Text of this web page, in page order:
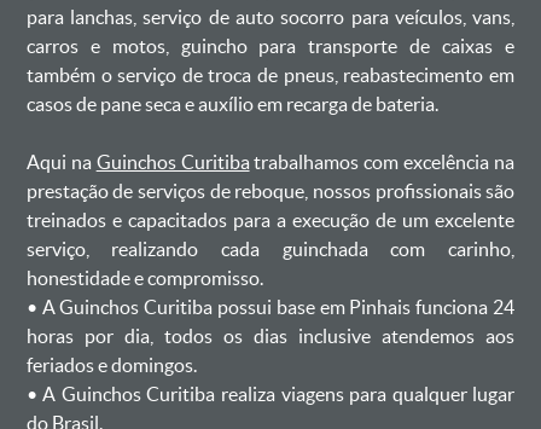
para lanchas, serviço de auto socorro para veículos, vans,
carros e motos, guincho para transporte de caixas e
também o serviço de troca de pneus, reabastecimento em
casos de pane seca e auxílio em recarga de bateria. ㅤㅤ
Aqui na Guinchos Curitiba trabalhamos com excelência na
prestação de serviços de reboque, nossos profissionais são
treinados e capacitados para a execução de um excelente
serviço, realizando cada guinchada com carinho,
honestidade e compromisso.
ㅤㅤ• A Guinchos Curitiba possui base em Pinhais funciona 24
horas por dia, todos os dias inclusive atendemos aos
feriados e domingos.
ㅤㅤ• A Guinchos Curitiba realiza viagens para qualquer lugar
do Brasil.